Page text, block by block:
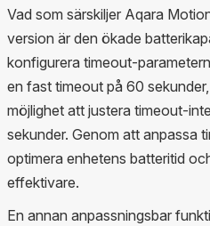
Vad som särskiljer Aqara
version är den ökade
konfigurera timeout-
en fast timeout på 60
möjlighet att justera timeout-
sekunder. Genom att anpassa
optimera enhetens batteritid
effektivare.
En annan anpassningsbar